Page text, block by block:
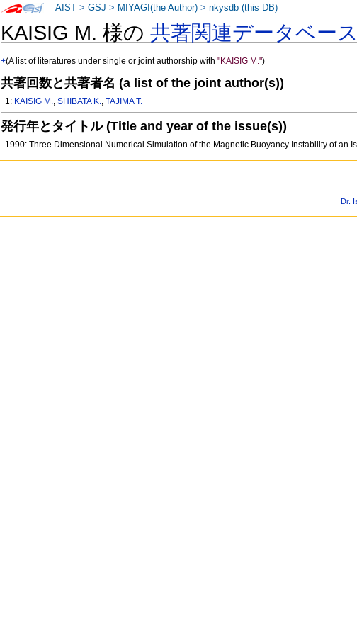
KAISIG M. 様の共著関連データベース
+(A list of literatures under single or joint authorship with"KAISIG M.")
共著回数と共著者名 (a list of the joint author(s))
1: KAISIG M.,SHIBATA K.,TAJIMA T.
発行年とタイトル (Title and year of the issue(s))
1990: Three Dimensional Numerical Simulation of the Magnetic Buoyancy Instability of an
AIST >GSJ > MIYAGI(the Author) >nkysdb (this DB)
Dr.